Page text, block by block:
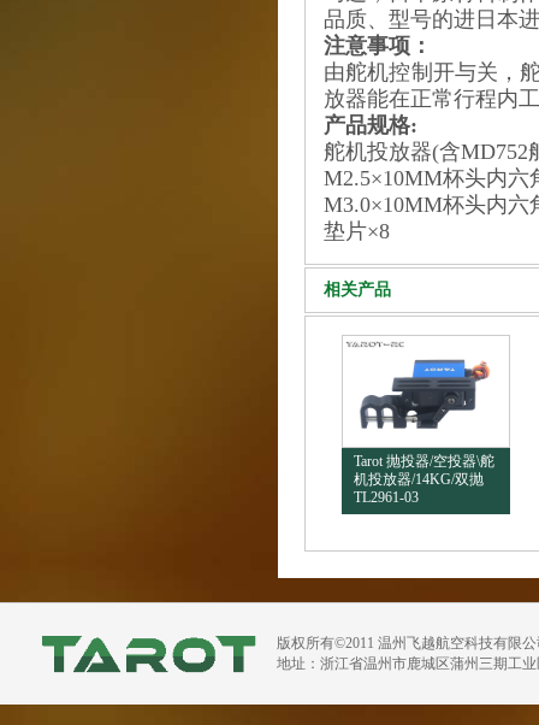
品质、型号的进日本
注意事项：
由舵机控制开与关，
放器能在正常行程内
产品规格:
舵机投放器(含MD752
M2.5×10MM杯头内六
M3.0×10MM杯头内六
垫片×8
相关产品
Tarot 抛投器/空投器\舵
机投放器/14KG/双抛
TL2961-03
版权所有©2011 温州飞越航空科技有限
地址：浙江省温州市鹿城区蒲州三期工业